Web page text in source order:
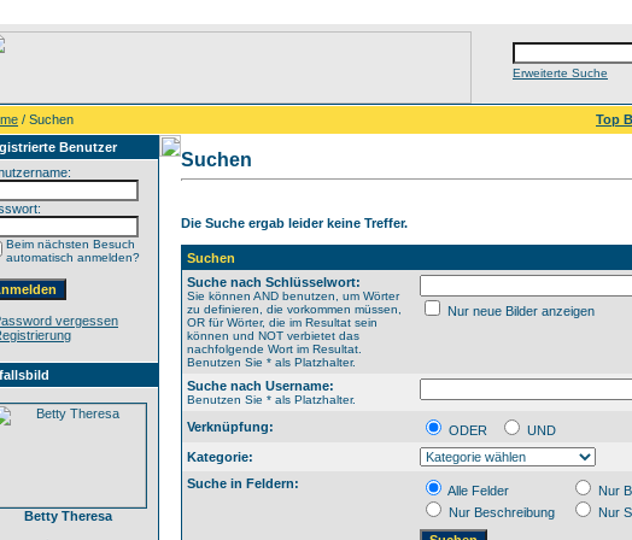
Erweiterte Suche
/ Suchen
Top
Benutzer
Beim nächsten Besuch
automatisch anmelden?
vergessen
Betty Theresa
Suchen
Die Suche ergab leider keine Treffer.
Suchen
Suche nach Schlüsselwort:
Sie können AND benutzen, um Wörter
zu definieren, die vorkommen müssen,
OR für Wörter, die im Resultat sein
können und NOT verbietet das
nachfolgende Wort im Resultat.
Benutzen Sie * als Platzhalter.
Nur neue Bilder anzeigen
Suche nach Username:
Benutzen Sie * als Platzhalter.
Verknüpfung: ODER
UND
Kategorie:
Suche in Feldern:
Alle Felder
Nur
Nur Beschreibung
Nur